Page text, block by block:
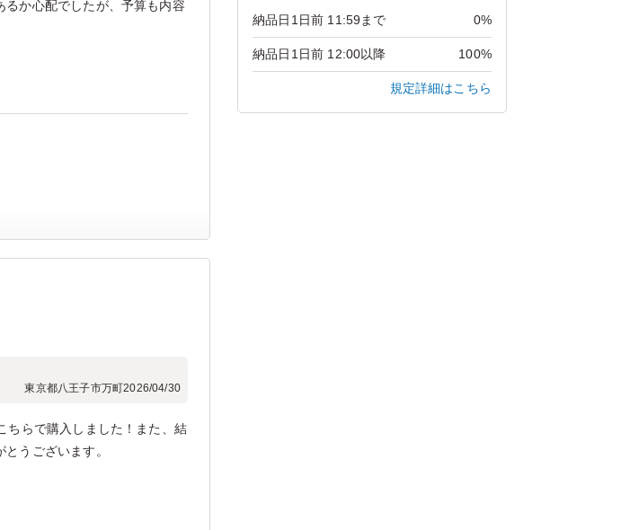
か心配でしたが、予算も内容
東京都八王子市万町2026/04/30
ちらで購入しました！また、結
うございます。
納品日1日前 11:59まで 0%
納品日1日前 12:00以降 100%
規定詳細はこちら